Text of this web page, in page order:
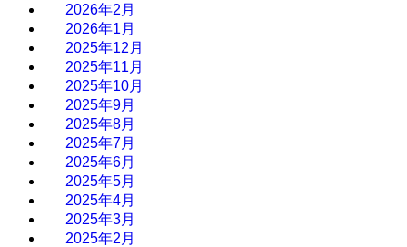
2026年2月
2026年1月
2025年12月
2025年11月
2025年10月
2025年9月
2025年8月
2025年7月
2025年6月
2025年5月
2025年4月
2025年3月
2025年2月